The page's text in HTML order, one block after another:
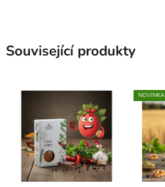
Související produkty
NOVINKA